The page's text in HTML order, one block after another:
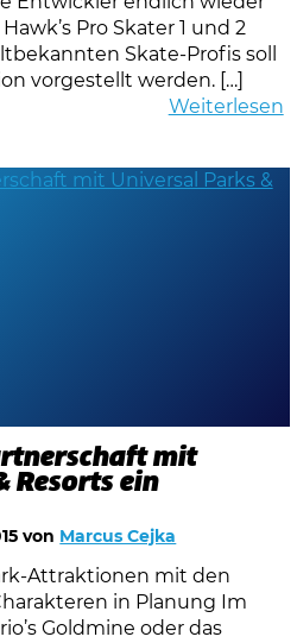
Pro Skater 1 und 2
Skate-Profis soll
vorgestellt werden. […]
Weiterlesen
mit
Resorts ein
von Marcus Cejka
Attraktionen mit den
in Planung Im
Goldmine oder das